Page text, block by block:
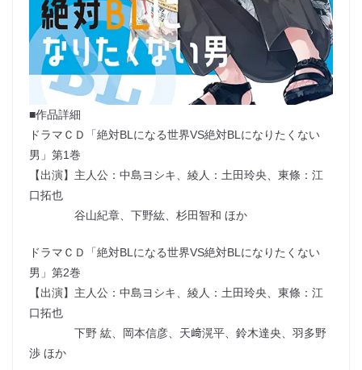
■作品詳細
ドラマＣＤ「絶対BLになる世界VS絶対BLになりたくない
男」第1巻
【出演】主人公：中島ヨシキ、綾人：土田玲央、東條：江
口拓也
谷山紀章、下野紘、杉田智和 ほか
ドラマＣＤ「絶対BLになる世界VS絶対BLになりたくない
男」第2巻
【出演】主人公：中島ヨシキ、綾人：土田玲央、東條：江
口拓也
下野 紘、岡本信彦、天﨑滉平、鈴木達央、羽多野
渉 ほか